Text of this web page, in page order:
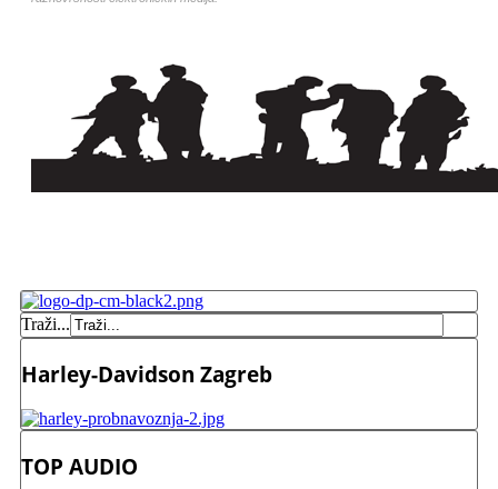
Traži...
Harley-Davidson Zagreb
TOP AUDIO